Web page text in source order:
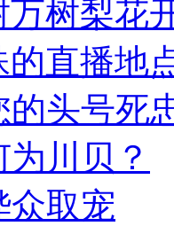
万树梨花
的直播地
的头号死
为川贝？
众取宠